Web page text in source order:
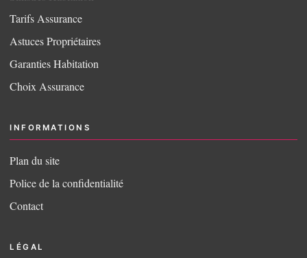
Tarifs Assurance
Astuces Propriétaires
Garanties Habitation
Choix Assurance
INFORMATIONS
Plan du site
Police de la confidentialité
Contact
LÉGAL